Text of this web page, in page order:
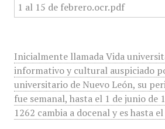
Inicialmente llamada Vida
informativo y cultural auspiciado
universitario de Nuevo León, su
fue semanal, hasta el 1 de junio de
1262 cambia a docenal y es hasta